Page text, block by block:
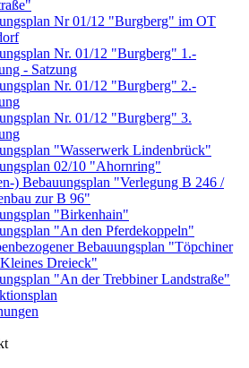
Nr 01/12 "Burgberg" im OT
Nr. 01/12 "Burgberg" 1.-
- Satzung
Nr. 01/12 "Burgberg" 2.-
Nr. 01/12 "Burgberg" 3.
"Wasserwerk Lindenbrück"
02/10 "Ahornring"
) Bebauungsplan "Verlegung B 246 /
zur B 96"
"Birkenhain"
"An den Pferdekoppeln"
Bebauungsplan "Töpchiner
Dreieck"
"An der Trebbiner Landstraße"